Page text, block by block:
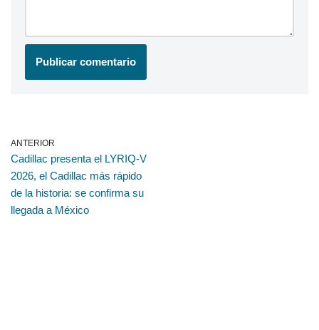
ANTERIOR
Cadillac presenta el LYRIQ-V
2026, el Cadillac más rápido
de la historia: se confirma su
llegada a México